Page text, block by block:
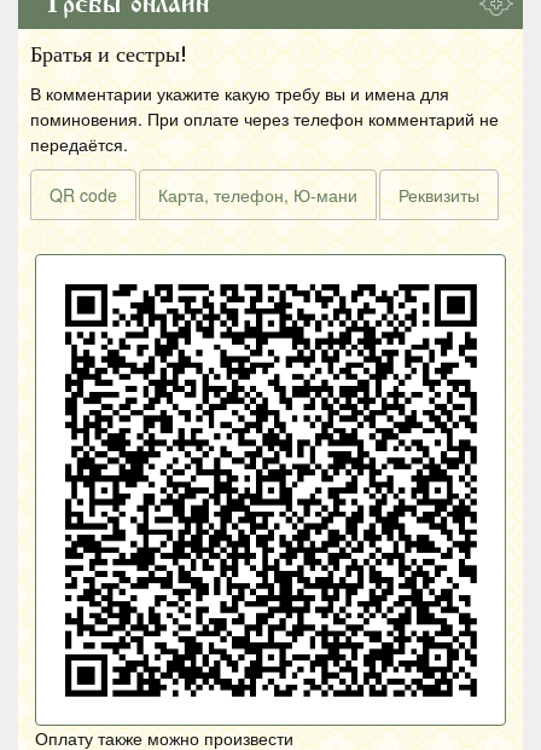
Братья и сестры!
В комментарии укажите какую требу вы и имена для
поминовения. При оплате через телефон комментарий не
передаётся.
QR code Карта, телефон, Ю-мани Реквизиты
Оплату также можно произвести